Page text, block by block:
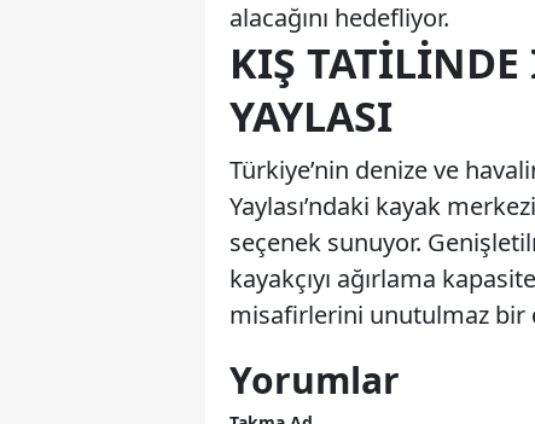
alacağını hedefliyor.
KIŞ TATILINDE
YAYLASI
Türkiye’nin denize ve
Yaylası’ndaki kayak
seçenek sunuyor.
kayakçıyı ağırlama
misafirlerini unutulmaz bir
Yorumlar